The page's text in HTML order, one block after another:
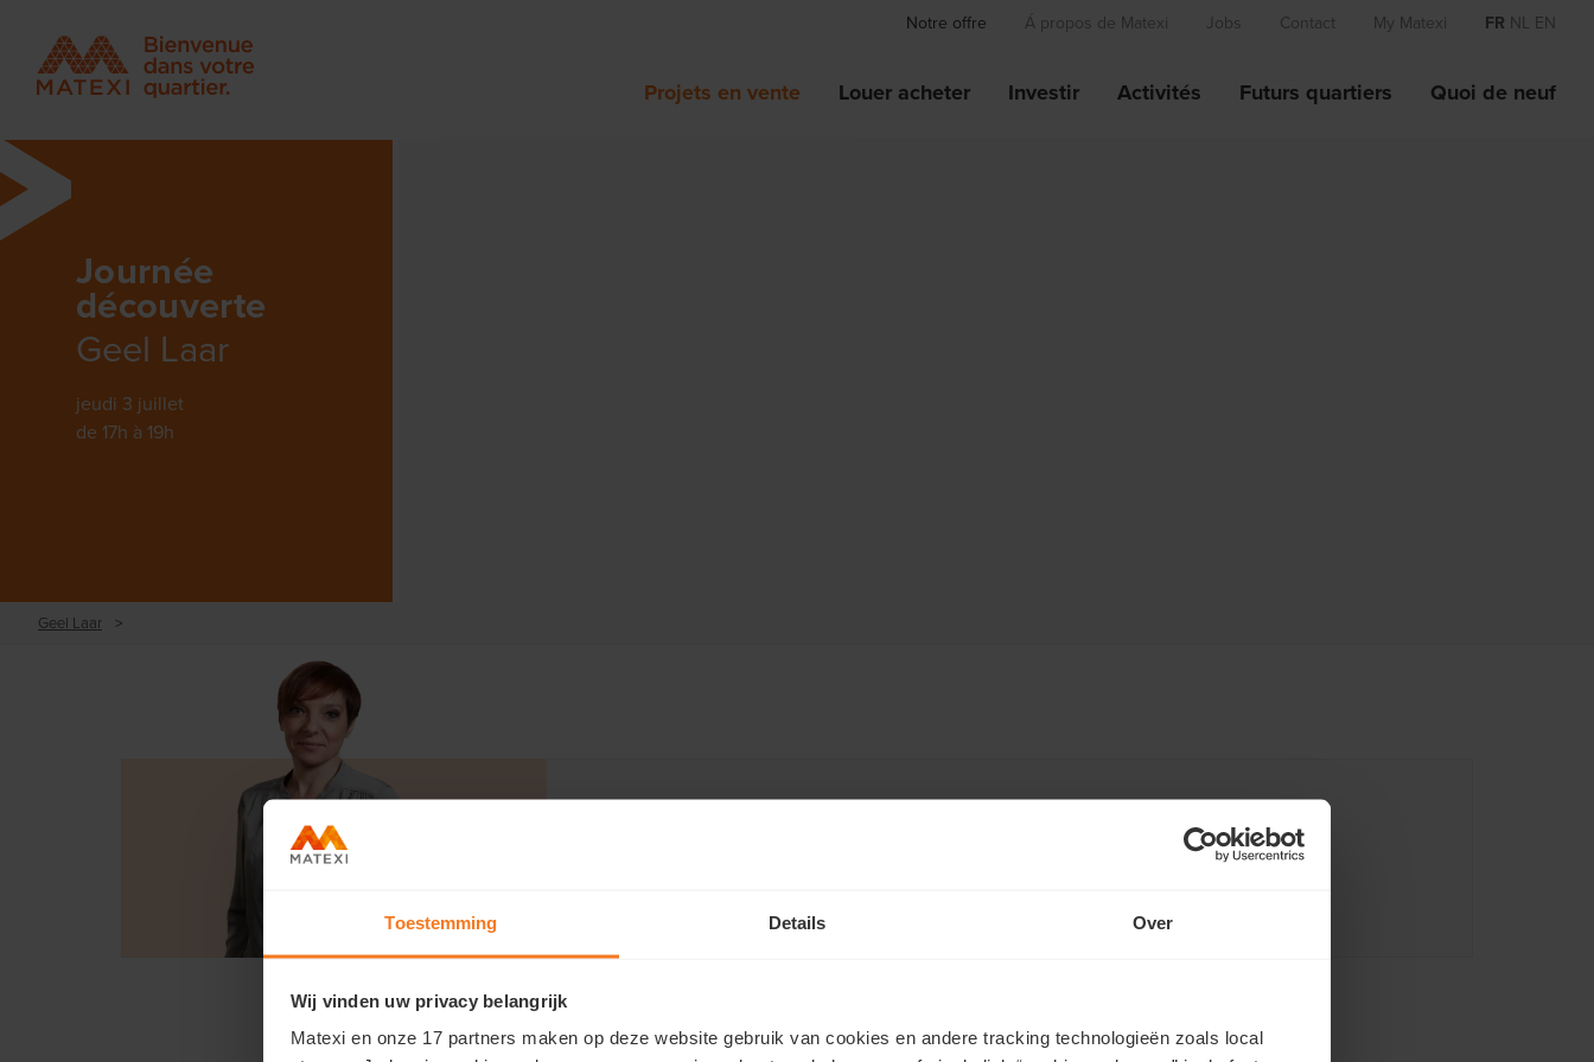
Toestemming Details Over
Wij vinden uw privacy belangrijk
Matexi en onze 17 partners maken op deze website gebruik van cookies en andere tracking technologieën zoals local
Notre offre Á propos de Matexi Jobs Contact My Matexi FR NL EN
Projets en vente Louer acheter Investir Activités Futurs quartiers Quoi de neuf
Journée
découverte
Geel Laar
jeudi 3 juillet
de 17h à 19h
Geel Laar >
Avez-vous des questions?